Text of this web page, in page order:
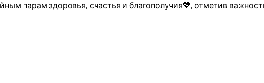
парам здоровья, счастья и благополучия💖, отметив